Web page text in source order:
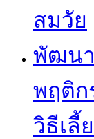
สมวัย
พัฒนา
พฤติก
วิธีเลี้